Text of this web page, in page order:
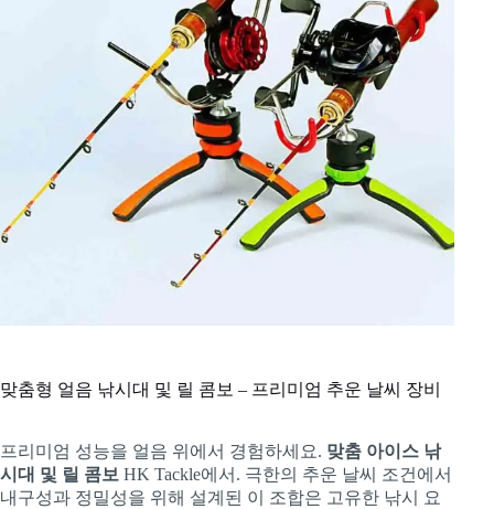
맞춤형 얼음 낚시대 및 릴 콤보 – 프리미엄 추운 날씨 장비
프리미엄 성능을 얼음 위에서 경험하세요. 맞춤 아이스 낚
시대 및 릴 콤보 HK Tackle에서. 극한의 추운 날씨 조건에서
내구성과 정밀성을 위해 설계된 이 조합은 고유한 낚시 요